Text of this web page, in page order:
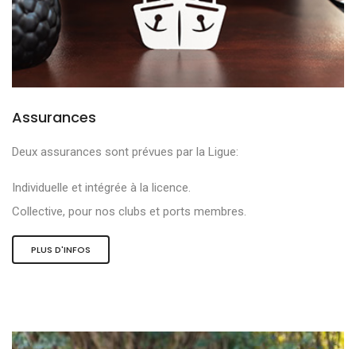
Assurances
Deux assurances sont prévues par la Ligue:
Individuelle et intégrée à la licence.
Collective, pour nos clubs et ports membres.
PLUS D'INFOS